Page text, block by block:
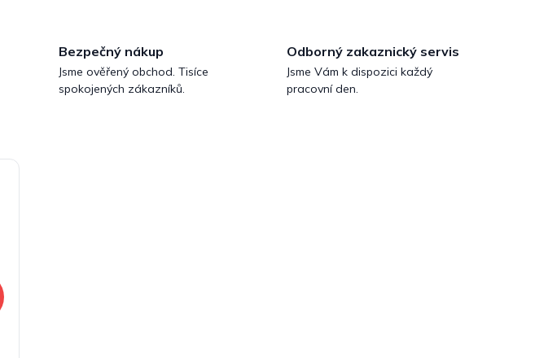
Bezpečný nákup
Jsme ověřený obchod. Tisíce
spokojených zákazníků.
Odborný zakaznický servis
Jsme Vám k dispozici každý
pracovní den.